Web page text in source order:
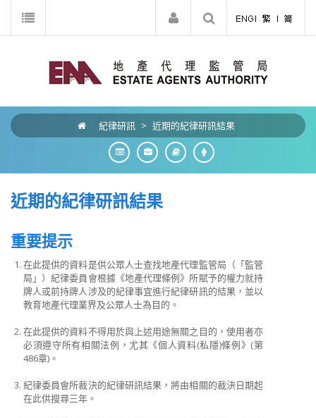
紀律研訊 > 近期的紀律研訊結果
近期的紀律研訊結果
重要提示
在此提供的資料是供公眾人士查找地產代理監管局（「監管
局」）紀律委員會根據《地產代理條例》所賦予的權力就持
牌人或前持牌人涉及的紀律事宜進行紀律研訊的結果，並以
教育地產代理業界及公眾人士為目的。
在此提供的資料不得用於與上述用途無關之目的，使用者亦
必須遵守所有相關法例，尤其《個人資料(私隱)條例》(第
486章)。
紀律委員會所裁決的紀律研訊結果，將由相關的裁決日期起
在此供搜尋三年。